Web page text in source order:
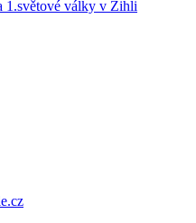
1.světové války v Žihli